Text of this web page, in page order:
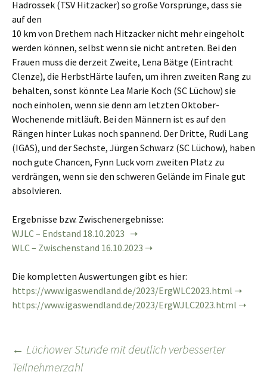
Hadrossek (TSV Hitzacker) so große Vorsprünge, dass sie
auf den
10 km von Drethem nach Hitzacker nicht mehr eingeholt
werden können, selbst wenn sie nicht antreten. Bei den
Frauen muss die derzeit Zweite, Lena Bätge (Eintracht
Clenze), die HerbstHärte laufen, um ihren zweiten Rang zu
behalten, sonst könnte Lea Marie Koch (SC Lüchow) sie
noch einholen, wenn sie denn am letzten Oktober-
Wochenende mitläuft. Bei den Männern ist es auf den
Rängen hinter Lukas noch spannend. Der Dritte, Rudi Lang
(IGAS), und der Sechste, Jürgen Schwarz (SC Lüchow), haben
noch gute Chancen, Fynn Luck vom zweiten Platz zu
verdrängen, wenn sie den schweren Gelände im Finale gut
absolvieren.
Ergebnisse bzw. Zwischenergebnisse:
WJLC – Endstand 18.10.2023
WLC – Zwischenstand 16.10.2023
Die kompletten Auswertungen gibt es hier:
https://www.igaswendland.de/2023/ErgWLC2023.html
https://www.igaswendland.de/2023/ErgWJLC2023.html
Beitragsnavigation
← Lüchower Stunde mit deutlich verbesserter
Teilnehmerzahl